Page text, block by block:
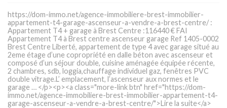
https://dom-immo.net/agence-immobiliere-brest-immobilier-
appartement-t4-garage-ascenseur-a-vendre-a-brest-centre/ :
Appartement T4 + garage à Brest Centre :116440 € FAI
Appartement T4 à Brest centre ascenseur garage Ref 1405-0002
Brest Centre Liberté, appartement de type 4 avec garage situé au
2eme étage d’une copropriété en dalle béton avec ascenseur et
composé d’un séjour double, cuisine aménagée équipée récente,
2 chambres, sdb, loggia,chauffage individuel gaz, fenêtres PVC
double vitrage.L’ emplacement, l’ascenseur aux normes et le
garage … </p><p><a class="more-link btn" href="https://dom-
immo.net/agence-immobiliere-brest-immobilier-appartement-t4-
garage-ascenseur-a-vendre-a-brest-centre/">Lire la suite</a>